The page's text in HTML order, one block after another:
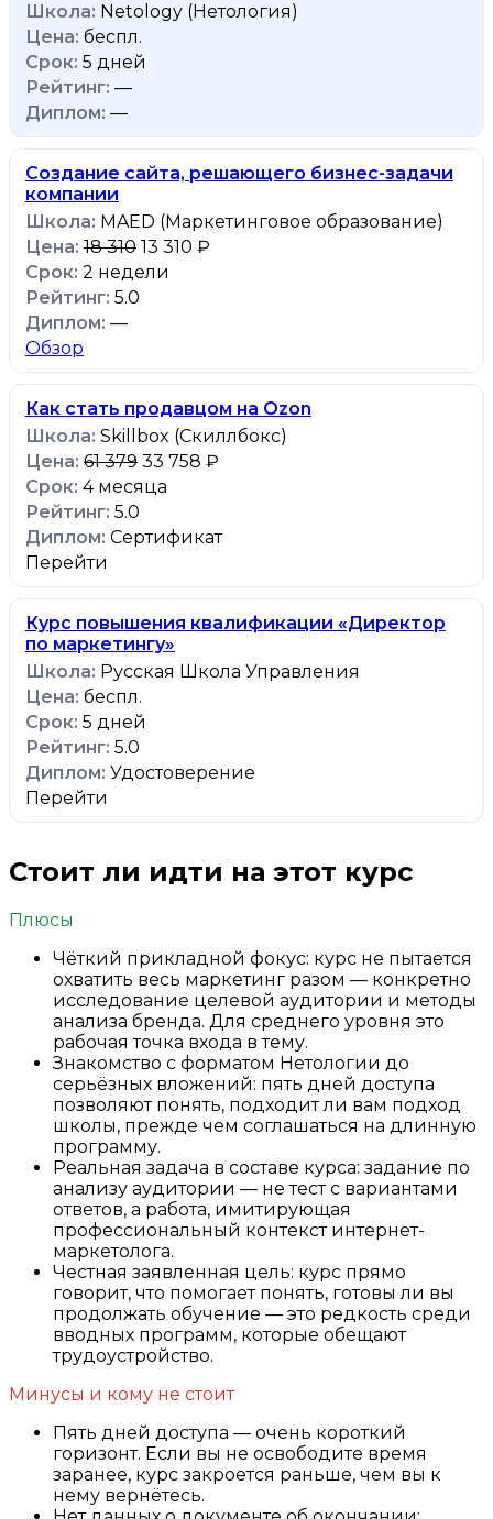
Netology (Нетология)
беспл.
5 дней
—
—
Создание сайта, решающего бизнес-задачи
компании
MAED (Маркетинговое образование)
18 310 13 310 ₽
2 недели
5.0
—
Обзор
Как стать продавцом на Ozon
Skillbox (Скиллбокс)
61 379 33 758 ₽
4 месяца
5.0
Сертификат
Перейти
Курс повышения квалификации «Директор
по маркетингу»
Русская Школа Управления
беспл.
5 дней
5.0
Удостоверение
Перейти
Стоит ли идти на этот курс
Плюсы
Чёткий прикладной фокус: курс не пытается
охватить весь маркетинг разом — конкретно
исследование целевой аудитории и методы
анализа бренда. Для среднего уровня это
рабочая точка входа в тему.
Знакомство с форматом Нетологии до
серьёзных вложений: пять дней доступа
позволяют понять, подходит ли вам подход
школы, прежде чем соглашаться на длинную
программу.
Реальная задача в составе курса: задание по
анализу аудитории — не тест с вариантами
ответов, а работа, имитирующая
профессиональный контекст интернет-
маркетолога.
Честная заявленная цель: курс прямо
говорит, что помогает понять, готовы ли вы
продолжать обучение — это редкость среди
вводных программ, которые обещают
трудоустройство.
Минусы и кому не стоит
Пять дней доступа — очень короткий
горизонт. Если вы не освободите время
заранее, курс закроется раньше, чем вы к
нему вернётесь.